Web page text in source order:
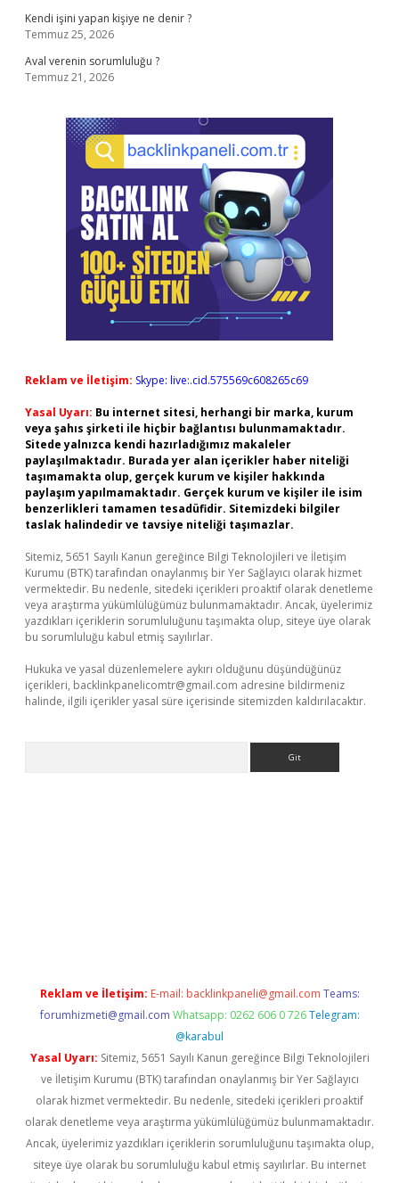
Kendi işini yapan kişiye ne denir ?
Temmuz 25, 2026
Aval verenin sorumluluğu ?
Temmuz 21, 2026
Reklam ve İletişim: Skype: live:.cid.575569c608265c69
Yasal Uyarı: Bu internet sitesi, herhangi bir marka, kurum
veya şahıs şirketi ile hiçbir bağlantısı bulunmamaktadır.
Sitede yalnızca kendi hazırladığımız makaleler
paylaşılmaktadır. Burada yer alan içerikler haber niteliği
taşımamakta olup, gerçek kurum ve kişiler hakkında
paylaşım yapılmamaktadır. Gerçek kurum ve kişiler ile isim
benzerlikleri tamamen tesadüfidir. Sitemizdeki bilgiler
taslak halindedir ve tavsiye niteliği taşımazlar.
Sitemiz, 5651 Sayılı Kanun gereğince Bilgi Teknolojileri ve İletişim
Kurumu (BTK) tarafından onaylanmış bir Yer Sağlayıcı olarak hizmet
vermektedir. Bu nedenle, sitedeki içerikleri proaktif olarak denetleme
veya araştırma yükümlülüğümüz bulunmamaktadır. Ancak, üyelerimiz
yazdıkları içeriklerin sorumluluğunu taşımakta olup, siteye üye olarak
bu sorumluluğu kabul etmiş sayılırlar.
Hukuka ve yasal düzenlemelere aykırı olduğunu düşündüğünüz
içerikleri, backlinkpanelicomtr@gmail.com adresine bildirmeniz
halinde, ilgili içerikler yasal süre içerisinde sitemizden kaldırılacaktır.
Reklam ve İletişim: E-mail: backlinkpaneli@gmail.com Teams:
forumhizmeti@gmail.com Whatsapp: 0262 606 0 726 Telegram:
@karabul
Yasal Uyarı: Sitemiz, 5651 Sayılı Kanun gereğince Bilgi Teknolojileri
ve İletişim Kurumu (BTK) tarafından onaylanmış bir Yer Sağlayıcı
olarak hizmet vermektedir. Bu nedenle, sitedeki içerikleri proaktif
olarak denetleme veya araştırma yükümlülüğümüz bulunmamaktadır.
Ancak, üyelerimiz yazdıkları içeriklerin sorumluluğunu taşımakta olup,
siteye üye olarak bu sorumluluğu kabul etmiş sayılırlar. Bu internet